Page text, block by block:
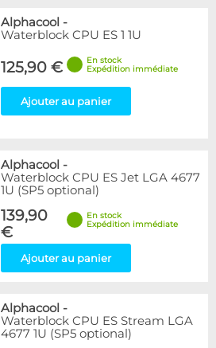
Alphacool -
Waterblock CPU ES 1 1U
125,90 €
En stock
Expédition immédiate
Ajouter au panier
Alphacool -
Waterblock CPU ES Jet LGA 4677
1U (SP5 optional)
139,90
€
En stock
Expédition immédiate
Ajouter au panier
Alphacool -
Waterblock CPU ES Stream LGA
4677 1U (SP5 optional)